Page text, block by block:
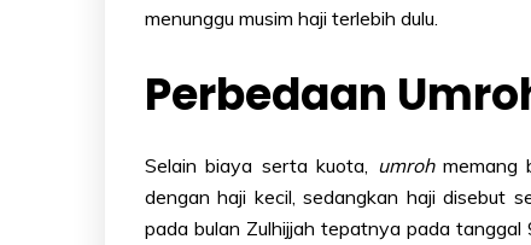
menunggu musim haji terlebih dulu.
Perbedaan
Selain biaya serta kuota, umroh memang
dengan haji kecil, sedangkan haji disebut
pada bulan Zulhijjah tepatnya pada tanggal